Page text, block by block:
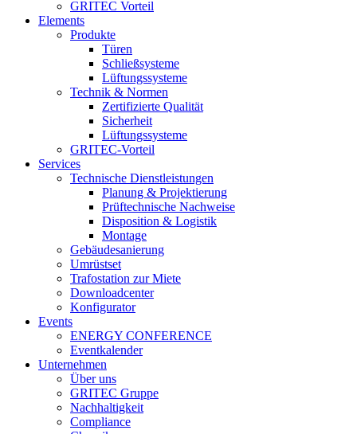
GRITEC Vorteil
Elements
Produkte
Türen
Schließsysteme
Lüftungssysteme
Technik & Normen
Zertifizierte Qualität
Sicherheit
Lüftungssysteme
GRITEC-Vorteil
Services
Technische Dienstleistungen
Planung & Projektierung
Prüftechnische Nachweise
Disposition & Logistik
Montage
Gebäudesanierung
Umrüstset
Trafostation zur Miete
Downloadcenter
Konfigurator
Events
ENERGY CONFERENCE
Eventkalender
Unternehmen
Über uns
GRITEC Gruppe
Nachhaltigkeit
Compliance